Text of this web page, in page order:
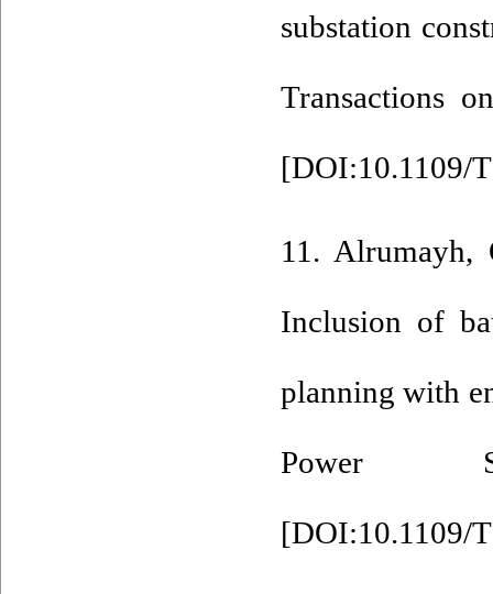
substation
Transactions
[DOI:10.1109/
11. Alrumayh,
Inclusion of
planning with
Power
[DOI:10.1109/